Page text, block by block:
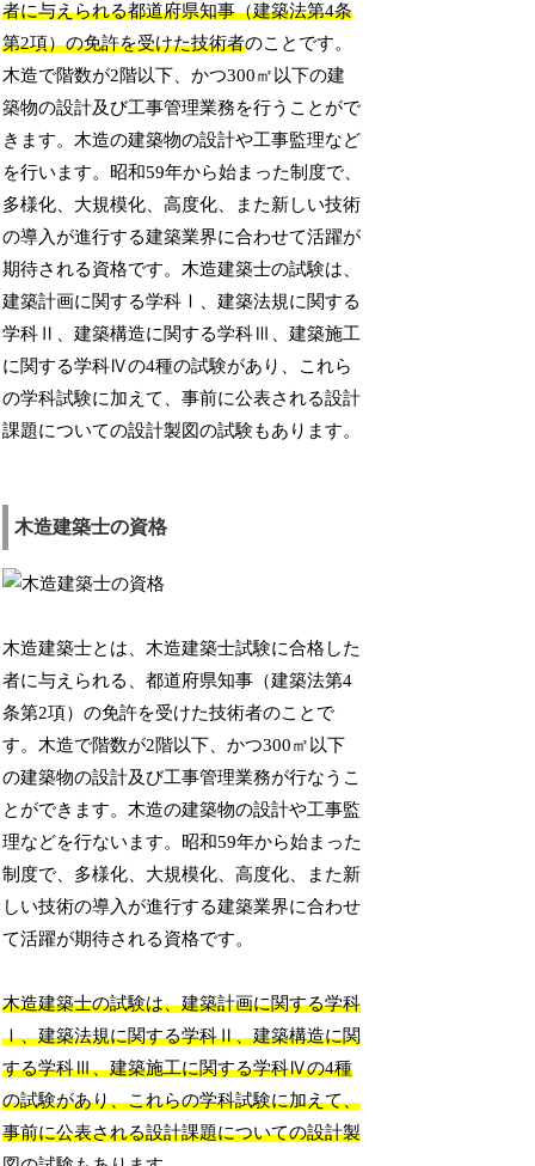
者に与えられる都道府県知事（建築法第4条
第2項）の免許を受けた技術者のことです。
木造で階数が2階以下、かつ300㎡以下の建
築物の設計及び工事管理業務を行うことがで
きます。木造の建築物の設計や工事監理など
を行います。昭和59年から始まった制度で、
多様化、大規模化、高度化、また新しい技術
の導入が進行する建築業界に合わせて活躍が
期待される資格です。木造建築士の試験は、
建築計画に関する学科Ⅰ、建築法規に関する
学科Ⅱ、建築構造に関する学科Ⅲ、建築施工
に関する学科Ⅳの4種の試験があり、これら
の学科試験に加えて、事前に公表される設計
課題についての設計製図の試験もあります。
木造建築士の資格
木造建築士とは、木造建築士試験に合格した
者に与えられる、都道府県知事（建築法第4
条第2項）の免許を受けた技術者のことで
す。木造で階数が2階以下、かつ300㎡以下
の建築物の設計及び工事管理業務が行なうこ
とができます。木造の建築物の設計や工事監
理などを行ないます。昭和59年から始まった
制度で、多様化、大規模化、高度化、また新
しい技術の導入が進行する建築業界に合わせ
て活躍が期待される資格です。
木造建築士の試験は、建築計画に関する学科
Ⅰ、建築法規に関する学科Ⅱ、建築構造に関
する学科Ⅲ、建築施工に関する学科Ⅳの4種
の試験があり、これらの学科試験に加えて、
事前に公表される設計課題についての設計製